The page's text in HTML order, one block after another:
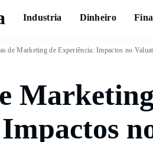
Industria Dinheiro
de Marketing de Experiência: Impactos no